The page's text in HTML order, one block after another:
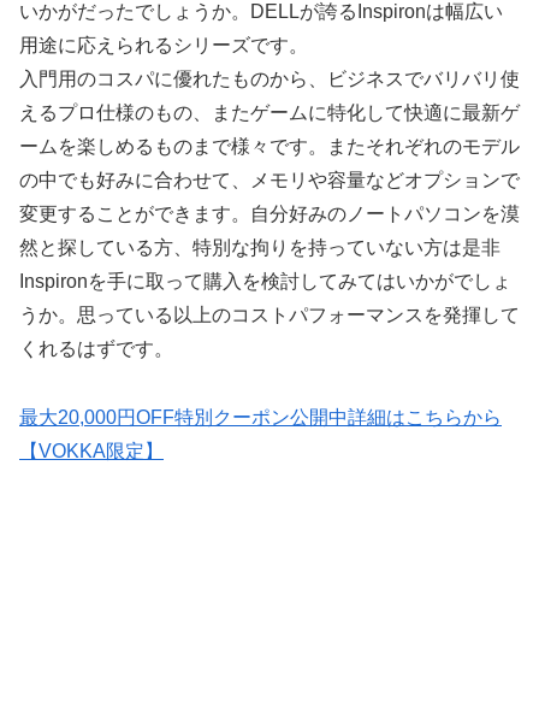
いかがだったでしょうか。DELLが誇るInspironは幅広い
用途に応えられるシリーズです。
入門用のコスパに優れたものから、ビジネスでバリバリ使
えるプロ仕様のもの、またゲームに特化して快適に最新ゲ
ームを楽しめるものまで様々です。またそれぞれのモデル
の中でも好みに合わせて、メモリや容量などオプションで
変更することができます。自分好みのノートパソコンを漠
然と探している方、特別な拘りを持っていない方は是非
Inspironを手に取って購入を検討してみてはいかがでしょ
うか。思っている以上のコストパフォーマンスを発揮して
くれるはずです。
最大20,000円OFF特別クーポン公開中詳細はこちらから
【VOKKA限定】